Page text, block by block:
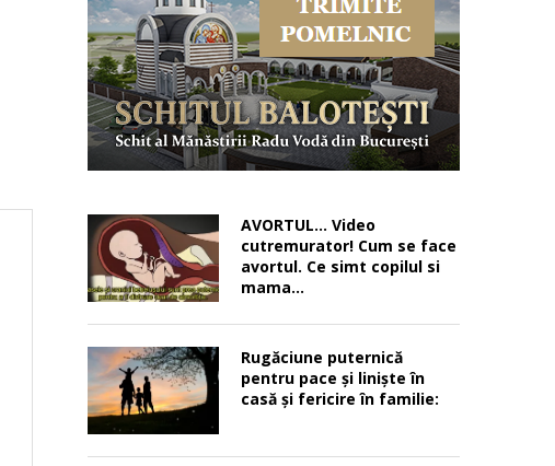
AVORTUL… Video
cutremurator! Cum se face
avortul. Ce simt copilul si
mama…
Rugăciune puternică
pentru pace şi linişte în
casă şi fericire în familie: